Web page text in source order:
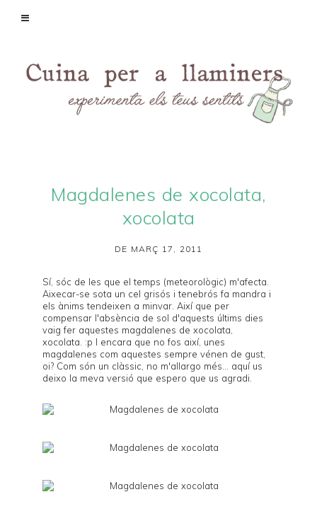
Magdalenes de xocolata,
xocolata
DE MARÇ 17, 2011
Sí, sóc de les que el temps (meteorològic) m'afecta.
Aixecar-se sota un cel grisós i tenebrós fa mandra i
els ànims tendeixen a minvar. Així que per
compensar l'absència de sol d'aquests últims dies
vaig fer aquestes magdalenes de xocolata,
xocolata. :p I encara que no fos així, unes
magdalenes com aquestes sempre vénen de gust,
oi? Com són un clàssic, no m'allargo més... aquí us
deixo la meva versió que espero que us agradi.